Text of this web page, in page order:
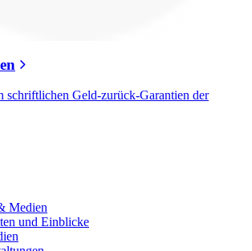
schriftlichen Geld-zurück-Garantien der
Medien
und Einblicke